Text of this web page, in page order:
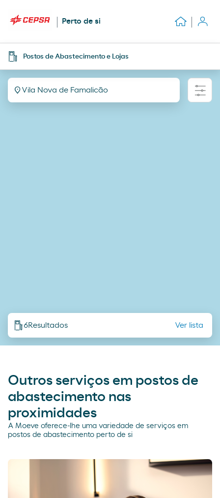
Perto de si
Postos de Abastecimento e Lojas
Vila Nova de Famalicão
6Resultados Ver lista
Outros serviços em postos de
abastecimento nas
proximidades
A Moeve oferece-lhe uma variedade de serviços em
postos de abastecimento perto de si